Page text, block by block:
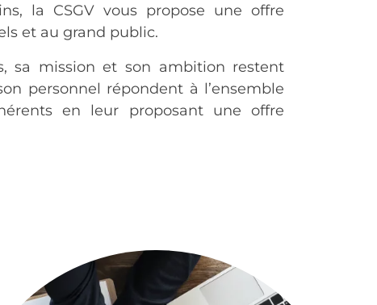
la CSGV vous propose une offre
et au grand public.
sa mission et son ambition restent
personnel répondent à l’ensemble
en leur proposant une offre